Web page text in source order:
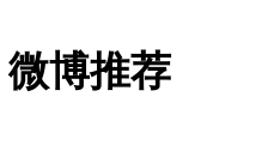
微博推荐